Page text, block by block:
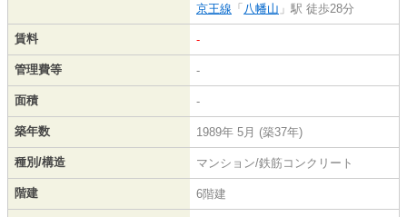
京王線 「 八幡山 」駅 徒歩28分
賃料 -
管理費等 -
面積 -
築年数 1989年 5月 (築37年)
種別/構造 マンション/鉄筋コンクリート
階建 6階建